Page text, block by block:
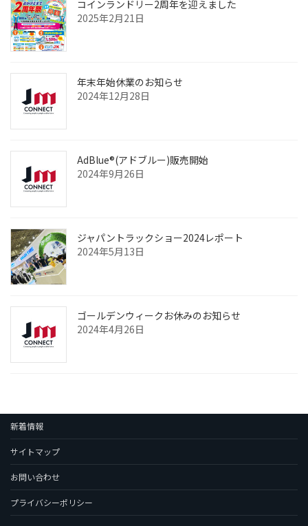
コインランドリー2周年を迎えました
2025年2月21日
年末年始休業のお知らせ
2024年12月28日
AdBlue®(アドブルー)販売開始
2024年9月26日
ジャパントラックショー2024レポート
2024年5月13日
ゴールデンウィークお休みのお知らせ
2024年4月26日
新着情報
サイトマップ
お問い合わせ
プライバシーポリシー